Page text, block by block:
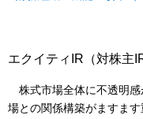
エクイティIR（対株主
株式市場全体に不透明感
場との関係構築がますます